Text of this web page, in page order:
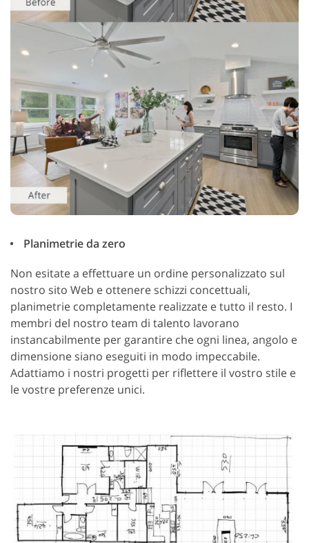
Planimetrie da zero
Non esitate a effettuare un ordine personalizzato sul
nostro sito Web e ottenere schizzi concettuali,
planimetrie completamente realizzate e tutto il resto. I
membri del nostro team di talento lavorano
instancabilmente per garantire che ogni linea, angolo e
dimensione siano eseguiti in modo impeccabile.
Adattiamo i nostri progetti per riflettere il vostro stile e
le vostre preferenze unici.